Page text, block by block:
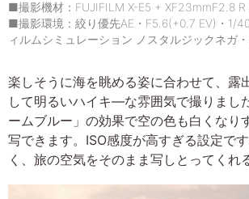
■撮影機材：FUJIFILM X-E5 + XF23mmF2.8 R
■撮影環境：絞り優先AE・F5.6(+0.7 EV)・1/
ィルムシミュレーション ノスタルジックネガ
楽しそうに海を眺める姿に合わせて、露
して明るいハイキ―な雰囲気で撮りまし
ームブルー」の効果で空の色も白くなり
写できます。ISO感度が高すぎる設定で
く、旅の空気をそのまま写しとってくれ